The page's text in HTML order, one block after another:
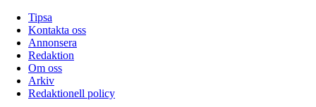
Tipsa
Kontakta oss
Annonsera
Redaktion
Om oss
Arkiv
Redaktionell policy